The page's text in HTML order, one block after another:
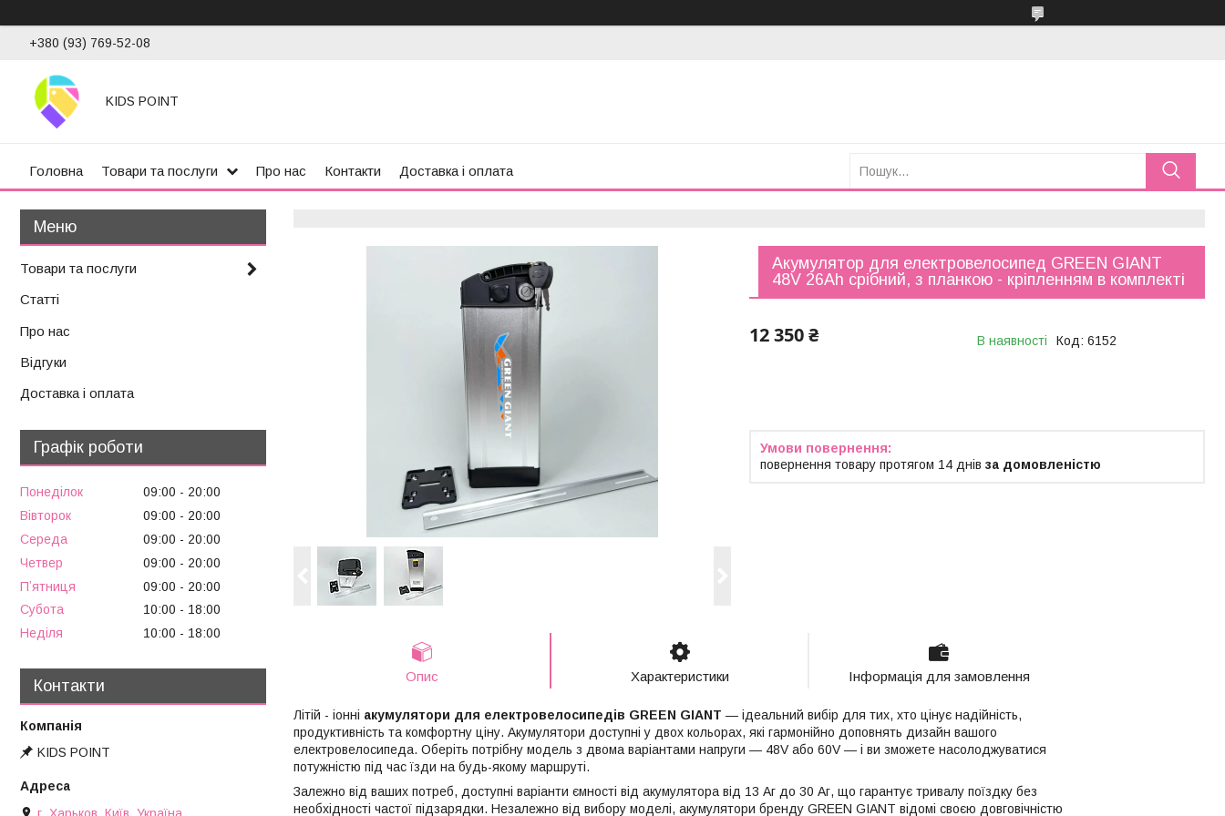
+380 (93) 769-52-08
KIDS POINT
Головна Товари та послуги Про нас Контакти Доставка і оплата
Акумулятор для електровелосипед GREEN GIANT
48V 26Ah срібний, з планкою - кріпленням в комплекті
12 350 ₴ В наявності Код: 6152
повернення товару протягом 14 днів за домовленістю
Опис Характеристики Інформація для замовлення
Літій - іонні акумулятори для електровелосипедів GREEN GIANT — ідеальний вибір для тих, хто цінує надійність,
продуктивність та комфортну ціну. Акумулятори доступні у двох кольорах, які гармонійно доповнять дизайн вашого
електровелосипеда. Оберіть потрібну модель з двома варіантами напруги — 48V або 60V — і ви зможете насолоджуватися
потужністю під час їзди на будь-якому маршруті.
Залежно від ваших потреб, доступні варіанти ємності від акумулятора від 13 Аг до 30 Аг, що гарантує тривалу поїздку без
необхідності частої підзарядки. Незалежно від вибору моделі, акумулятори бренду GREEN GIANT відомі своєю довговічністю
Товари та послуги
Статті
Про нас
Відгуки
Доставка і оплата
Графік роботи
Понеділок 09:00
20:00
Вівторок
09:00
20:00
Середа
09:00
20:00
Четвер
09:00
20:00
Пʼятниця
09:00
20:00
Субота
10:00
18:00
Неділя
10:00 18:00
Контакти
KIDS POINT
г. Харьков, Київ, Україна